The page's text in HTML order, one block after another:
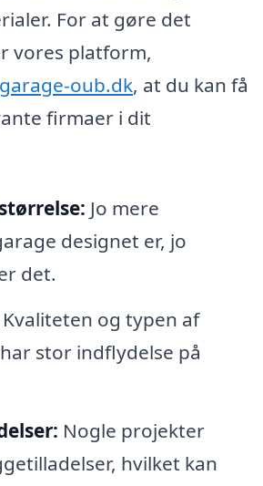
For at gøre det
vores platform,
oub.dk, at du kan få
firmaer i dit
Jo mere
designet er, jo
det.
Kvaliteten og typen af
stor indflydelse på
Nogle projekter
hvilket kan